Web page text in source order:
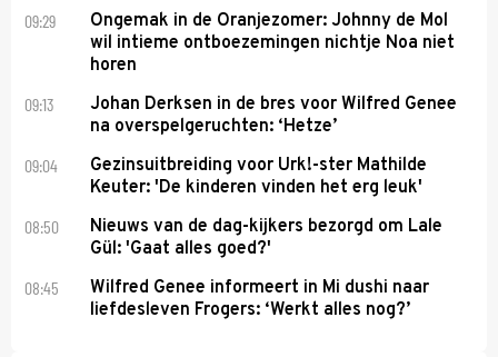
09:29
Ongemak in de Oranjezomer: Johnny de Mol
wil intieme ontboezemingen nichtje Noa niet
horen
09:13
Johan Derksen in de bres voor Wilfred Genee
na overspelgeruchten: ‘Hetze’
09:04
Gezinsuitbreiding voor Urk!-ster Mathilde
Keuter: 'De kinderen vinden het erg leuk'
08:50
Nieuws van de dag-kijkers bezorgd om Lale
Gül: 'Gaat alles goed?'
08:45
Wilfred Genee informeert in Mi dushi naar
liefdesleven Frogers: ‘Werkt alles nog?’